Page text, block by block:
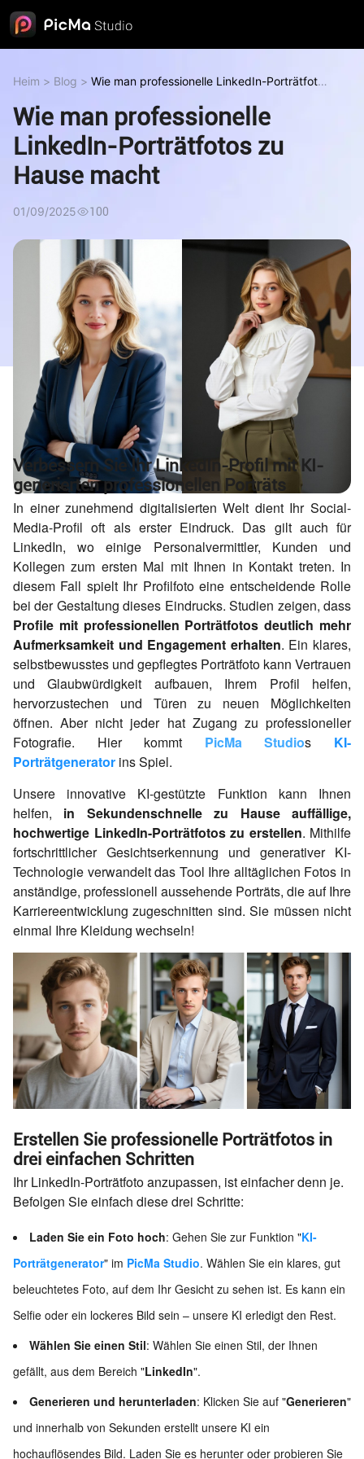
Heim > Blog > Wie man professionelle LinkedIn-Porträtfotos
Wie man professionelle
LinkedIn-Porträtfotos zu
Hause macht
01/09/2025 100
Verbessern Sie Ihr LinkedIn-Profil mit KI-
generierten professionellen Porträts
In einer zunehmend digitalisierten Welt dient Ihr Social-
Media-Profil oft als erster Eindruck. Das gilt auch für
LinkedIn, wo einige Personalvermittler, Kunden und
Kollegen zum ersten Mal mit Ihnen in Kontakt treten. In
diesem Fall spielt Ihr Profilfoto eine entscheidende Rolle
bei der Gestaltung dieses Eindrucks. Studien zeigen, dass
Profile mit professionellen Porträtfotos deutlich mehr
Aufmerksamkeit und Engagement erhalten. Ein klares,
selbstbewusstes und gepflegtes Porträtfoto kann Vertrauen
und Glaubwürdigkeit aufbauen, Ihrem Profil helfen,
hervorzustechen und Türen zu neuen Möglichkeiten
öffnen. Aber nicht jeder hat Zugang zu professioneller
Fotografie. Hier kommt PicMa Studios KI-
Porträtgenerator ins Spiel.
Unsere innovative KI-gestützte Funktion kann Ihnen
helfen, in Sekundenschnelle zu Hause auffällige,
hochwertige LinkedIn-Porträtfotos zu erstellen. Mithilfe
fortschrittlicher Gesichtserkennung und generativer KI-
Technologie verwandelt das Tool Ihre alltäglichen Fotos in
anständige, professionell aussehende Porträts, die auf Ihre
Karriereentwicklung zugeschnitten sind. Sie müssen nicht
einmal Ihre Kleidung wechseln!
Erstellen Sie professionelle Porträtfotos in
drei einfachen Schritten
Ihr LinkedIn-Porträtfoto anzupassen, ist einfacher denn je.
Befolgen Sie einfach diese drei Schritte:
Laden Sie ein Foto hoch: Gehen Sie zur Funktion "KI-
Porträtgenerator" im PicMa Studio. Wählen Sie ein klares, gut
beleuchtetes Foto, auf dem Ihr Gesicht zu sehen ist. Es kann ein
Selfie oder ein lockeres Bild sein – unsere KI erledigt den Rest.
Wählen Sie einen Stil: Wählen Sie einen Stil, der Ihnen
gefällt, aus dem Bereich "LinkedIn".
Generieren und herunterladen: Klicken Sie auf "Generieren"
und innerhalb von Sekunden erstellt unsere KI ein
hochauflösendes Bild. Laden Sie es herunter oder probieren Sie